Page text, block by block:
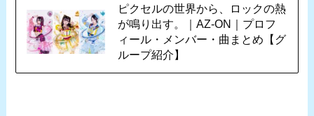
ピクセルの世界から、ロックの熱
が鳴り出す。｜AZ-ON｜プロフ
ィール・メンバー・曲まとめ【グ
ループ紹介】